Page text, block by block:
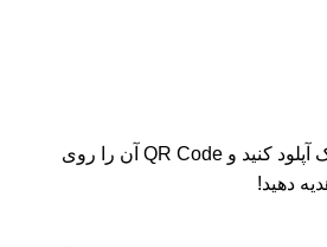
فایل صوتی یا ویدیویی خود را در سایت مسترفندک آپلود کنید و QR Code آن را روی
دهید!